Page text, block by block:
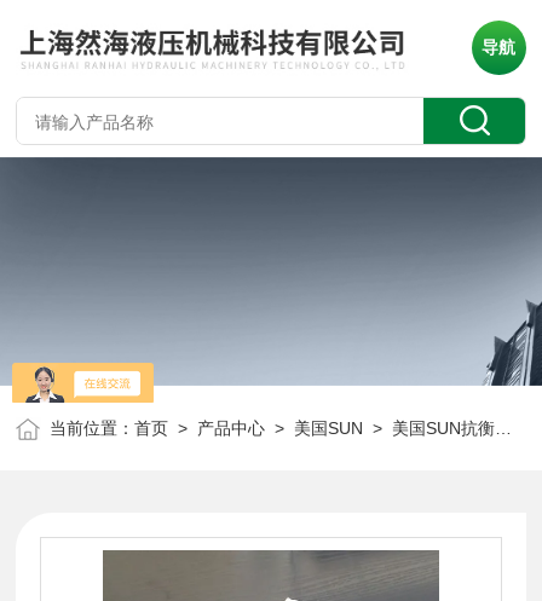
导航
当前位置：首页 > 产品中心 > 美国SUN > 美国SUN抗衡阀